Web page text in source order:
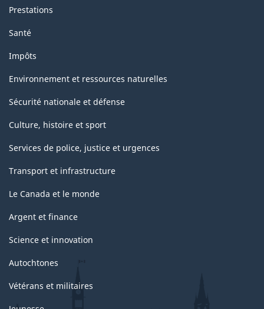
Prestations
Santé
Impôts
Environnement et ressources naturelles
Sécurité nationale et défense
Culture, histoire et sport
Services de police, justice et urgences
Transport et infrastructure
Le Canada et le monde
Argent et finance
Science et innovation
Autochtones
Vétérans et militaires